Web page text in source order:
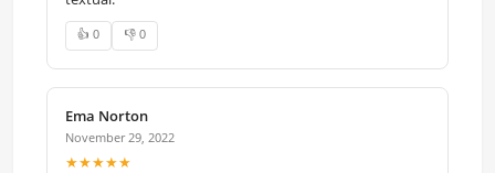
👍 0 👎 0
Ema Norton
November 29, 2022
★★★★★